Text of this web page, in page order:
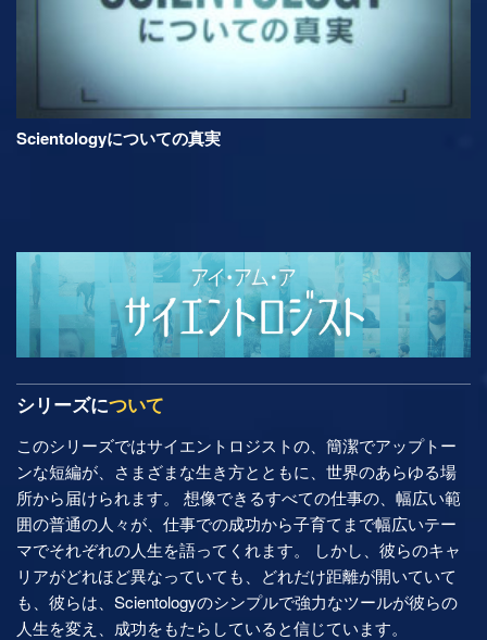
Scientologyについての真実
シリーズについて
このシリーズではサイエントロジストの、簡潔でアップトー
ンな短編が、さまざまな生き方とともに、世界のあらゆる場
所から届けられます。 想像できるすべての仕事の、幅広い範
囲の普通の人々が、仕事での成功から子育てまで幅広いテー
マでそれぞれの人生を語ってくれます。 しかし、彼らのキャ
リアがどれほど異なっていても、どれだけ距離が開いていて
も、彼らは、Scientologyのシンプルで強力なツールが彼らの
人生を変え、成功をもたらしていると信じています。